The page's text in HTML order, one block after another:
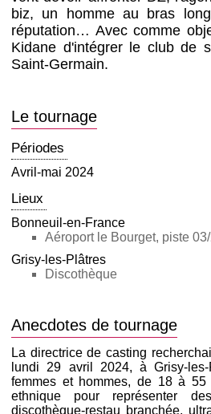
biz, un homme au bras
réputation… Avec comme
Kidane d'intégrer le club de
Saint-Germain.
Le tournage
Périodes
Avril-mai 2024
Lieux
Bonneuil-en-France
Aéroport le Bourget, piste
Grisy-les-Plâtres
Discothèque
Anecdotes de tournage
La directrice de casting
lundi 29 avril 2024, à Grisy-
femmes et hommes, de 18 à
ethnique pour représenter
discothèque-restau branchée,